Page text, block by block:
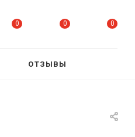
0 0 0
ОТЗЫВЫ